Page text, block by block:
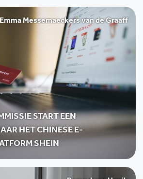
Emma Messemaeckers van de Graaff
START EEN
HET CHINESE E-
SHEIN